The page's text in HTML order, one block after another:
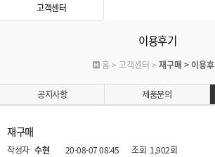
고객센터
이용후기
홈 > 고객센터 >재구매 > 이용
공지사항 제품문의
재구매
작성자 수현 20-08-07 08:45 조회 1,902회